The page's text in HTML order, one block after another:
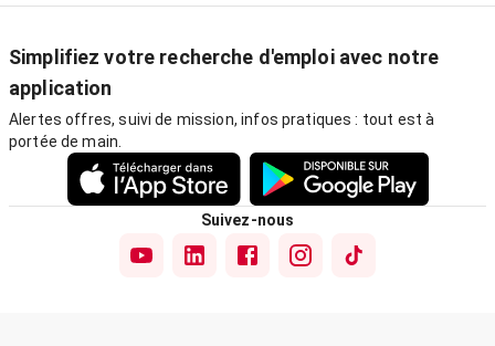
Simplifiez votre recherche d'emploi avec notre
application
Alertes offres, suivi de mission, infos pratiques : tout est à
portée de main.
Suivez-nous